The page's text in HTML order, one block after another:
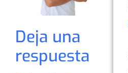
Deja una
respuesta